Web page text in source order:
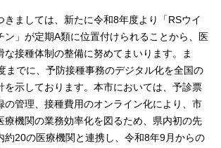
きましては、新たに令和8年度より「RSウイ
ン」が定期A類に位置付けられることから、医
な接種体制の整備に努めてまいります。ま
までに、予防接種事務のデジタル化を全国の
を示しております。本市においては、予診票
の管理、接種費用のオンライン化により、市
療機関の業務効率化を図るため、県内初の先
約20の医療機関と連携し、令和8年9月からの